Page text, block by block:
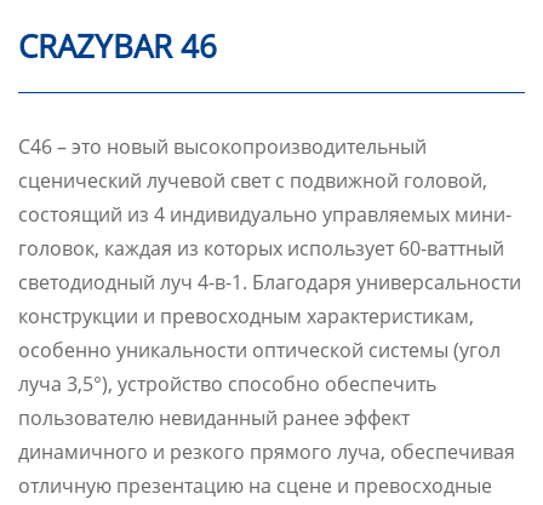
CRAZYBAR 46
C46 – это новый высокопроизводительный
сценический лучевой свет с подвижной головой,
состоящий из 4 индивидуально управляемых мини-
головок, каждая из которых использует 60-ваттный
светодиодный луч 4-в-1. Благодаря универсальности
конструкции и превосходным характеристикам,
особенно уникальности оптической системы (угол
луча 3,5°), устройство способно обеспечить
пользователю невиданный ранее эффект
динамичного и резкого прямого луча, обеспечивая
отличную презентацию на сцене и превосходные